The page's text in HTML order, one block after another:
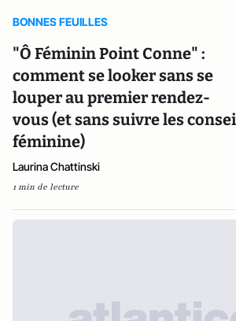
BONNES FEUILLES
"Ô Féminin Point Conne" :
comment se looker sans se
louper au premier rendez-
vous (et sans suivre les
féminine)
Laurina Chattinski
1 min de lecture